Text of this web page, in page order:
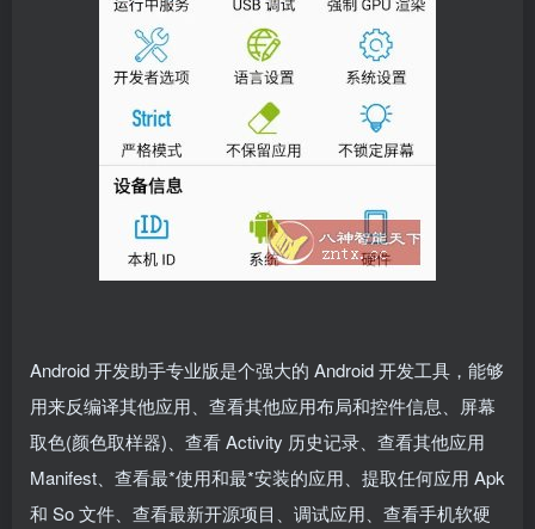
Android 开发助手专业版是个强大的 Android 开发工具，能够
用来反编译其他应用、查看其他应用布局和控件信息、屏幕
取色(颜色取样器)、查看 Activity 历史记录、查看其他应用
Manifest、查看最*使用和最*安装的应用、提取任何应用 Apk
和 So 文件、查看最新开源项目、调试应用、查看手机软硬